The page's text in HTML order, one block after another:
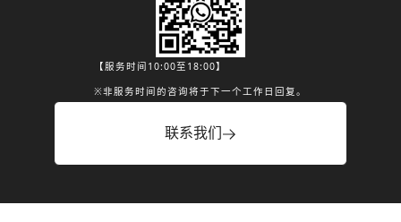
【服务时间10:00至18:00】
※非服务时间的咨询将于下一个工作日回复。
联系我们